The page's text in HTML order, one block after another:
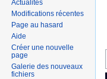
Actualités
Modifications récentes
Page au hasard
Aide
Créer une nouvelle
page
Galerie des nouveaux
fichiers